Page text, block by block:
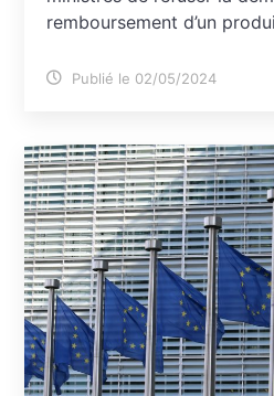
remboursement d’un
Publié le 02/05/2024